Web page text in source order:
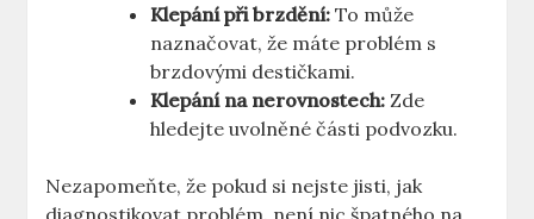
Klepání při brzdění: To může
naznačovat, že máte problém s
brzdovými destičkami.
Klepání na nerovnostech: Zde
hledejte uvolněné části podvozku.
Nezapomeňte, že pokud si nejste jisti, jak